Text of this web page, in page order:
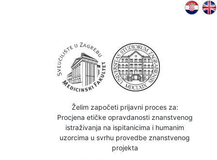
Želim započeti prijavni proces za:
Procjena etičke opravdanosti znanstvenog
istraživanja na ispitanicima i humanim
uzorcima u svrhu provedbe znanstvenog
projekta